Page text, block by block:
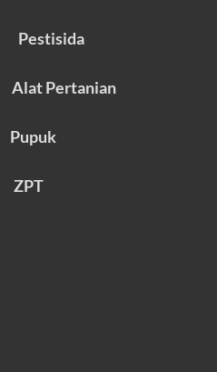
Pestisida
Alat Pertanian
Pupuk
ZPT